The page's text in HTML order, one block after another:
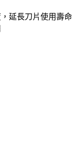
延長刀片使用壽命